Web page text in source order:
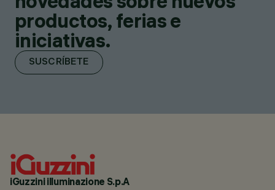
productos, ferias e
iniciativas.
SUSCRÍBETE
iGuzzini illuminazione S.p.A